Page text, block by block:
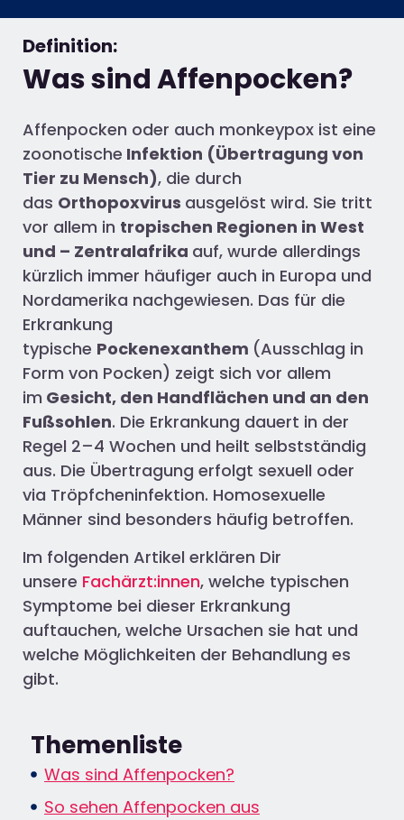
Definition:
Was sind Affenpocken?
Affenpocken oder auch monkeypox ist eine
zoonotische Infektion (Übertragung von
Tier zu Mensch), die durch
das Orthopoxvirus ausgelöst wird. Sie tritt
vor allem in tropischen Regionen in West
und – Zentralafrika auf, wurde allerdings
kürzlich immer häufiger auch in Europa und
Nordamerika nachgewiesen. Das für die
Erkrankung
typische Pockenexanthem (Ausschlag in
Form von Pocken) zeigt sich vor allem
im Gesicht, den Handflächen und an den
Fußsohlen. Die Erkrankung dauert in der
Regel 2–4 Wochen und heilt selbstständig
aus. Die Übertragung erfolgt sexuell oder
via Tröpfcheninfektion. Homosexuelle
Männer sind besonders häufig betroffen.
Im folgenden Artikel erklären Dir
unsere Fachärzt:innen, welche typischen
Symptome bei dieser Erkrankung
auftauchen, welche Ursachen sie hat und
welche Möglichkeiten der Behandlung es
gibt.
Themenliste
Was sind Affenpocken?
So sehen Affenpocken aus